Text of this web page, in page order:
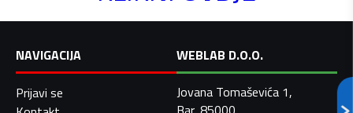
NAVIGACIJA
Prijavi se
WEBLAB D.O.O.
Jovana Tomaševića 1,